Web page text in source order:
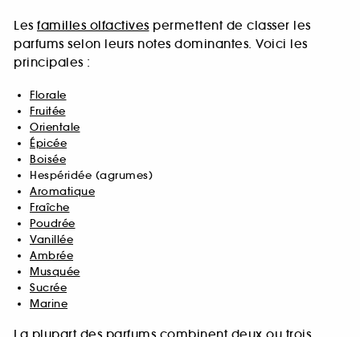
Les familles olfactives permettent de classer les
parfums selon leurs notes dominantes. Voici les
principales :
Florale
Fruitée
Orientale
Épicée
Boisée
Hespéridée (agrumes)
Aromatique
Fraîche
Poudrée
Vanillée
Ambrée
Musquée
Sucrée
Marine